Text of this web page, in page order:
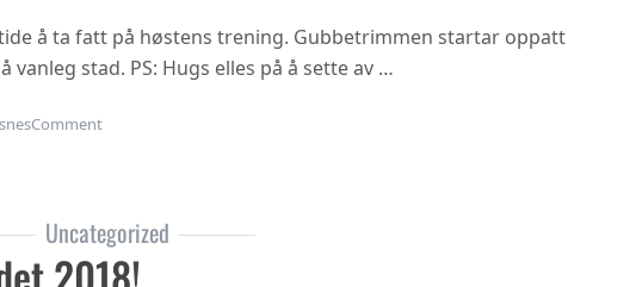
å ta fatt på høstens trening. Gubbetrimmen startar oppatt
vanleg stad. PS: Hugs elles på å sette av …
Commenton Oppstart hausten 2019
Uncategorized